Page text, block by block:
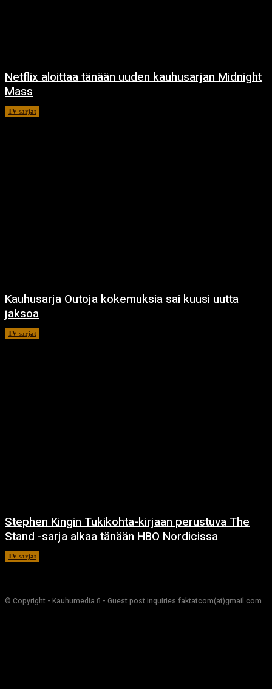
Netflix aloittaa tänään uuden kauhusarjan Midnight
Mass
TV-sarjat
Kauhusarja Outoja kokemuksia sai kuusi uutta
jaksoa
TV-sarjat
Stephen Kingin Tukikohta-kirjaan perustuva The
Stand -sarja alkaa tänään HBO Nordicissa
TV-sarjat
© Copyright - Kauhumedia.fi - Guest post inquiries faktatcom(at)gmail.com